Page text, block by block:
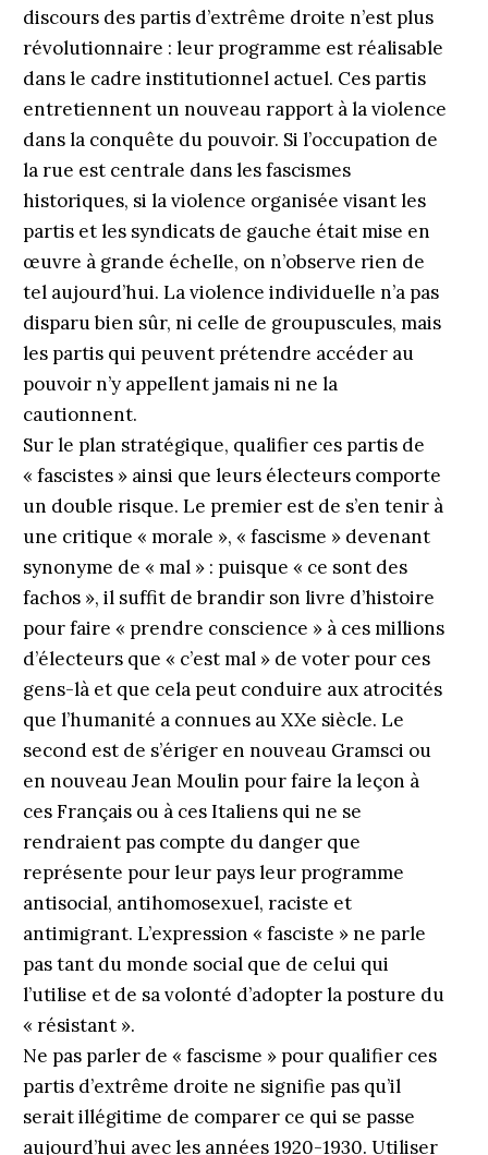
discours des partis d’extrême droite n’est plus
révolutionnaire : leur programme est réalisable
dans le cadre institutionnel actuel. Ces partis
entretiennent un nouveau rapport à la violence
dans la conquête du pouvoir. Si l’occupation de
la rue est centrale dans les fascismes
historiques, si la violence organisée visant les
partis et les syndicats de gauche était mise en
œuvre à grande échelle, on n’observe rien de
tel aujourd’hui. La violence individuelle n’a pas
disparu bien sûr, ni celle de groupuscules, mais
les partis qui peuvent prétendre accéder au
pouvoir n’y appellent jamais ni ne la
cautionnent.
Sur le plan stratégique, qualifier ces partis de
« fascistes » ainsi que leurs électeurs comporte
un double risque. Le premier est de s’en tenir à
une critique « morale », « fascisme » devenant
synonyme de « mal » : puisque « ce sont des
fachos », il suffit de brandir son livre d’histoire
pour faire « prendre conscience » à ces millions
d’électeurs que « c’est mal » de voter pour ces
gens-là et que cela peut conduire aux atrocités
que l’humanité a connues au XXe siècle. Le
second est de s’ériger en nouveau Gramsci ou
en nouveau Jean Moulin pour faire la leçon à
ces Français ou à ces Italiens qui ne se
rendraient pas compte du danger que
représente pour leur pays leur programme
antisocial, antihomosexuel, raciste et
antimigrant. L’expression « fasciste » ne parle
pas tant du monde social que de celui qui
l’utilise et de sa volonté d’adopter la posture du
« résistant ».
Ne pas parler de « fascisme » pour qualifier ces
partis d’extrême droite ne signifie pas qu’il
serait illégitime de comparer ce qui se passe
aujourd’hui avec les années 1920-1930. Utiliser